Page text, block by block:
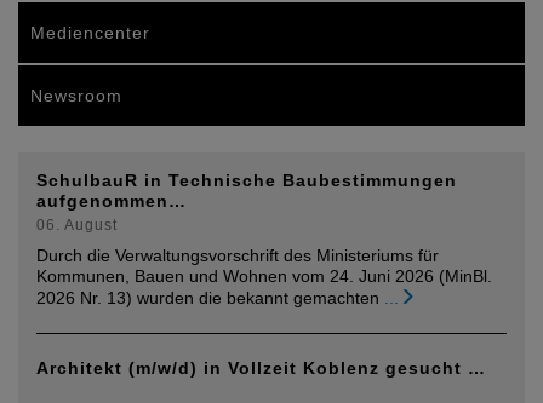
Mediencenter
Newsroom
SchulbauR in Technische Baubestimmungen
aufgenommen…
06. August
Durch die Verwaltungsvorschrift des Ministeriums für
Kommunen, Bauen und Wohnen vom 24. Juni 2026 (MinBl.
2026 Nr. 13) wurden die bekannt gemachten
Architekt (m/w/d) in Vollzeit Koblenz gesucht …